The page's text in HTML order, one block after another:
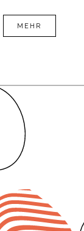
MEHR